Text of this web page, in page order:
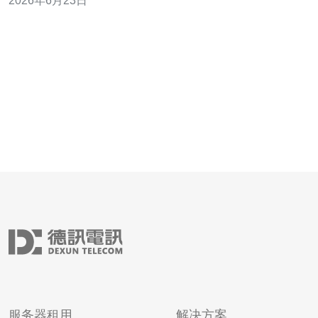
多少延迟才算“低延迟”以及应当关注哪些指标？ 金融交易
服务器租用 解决方案